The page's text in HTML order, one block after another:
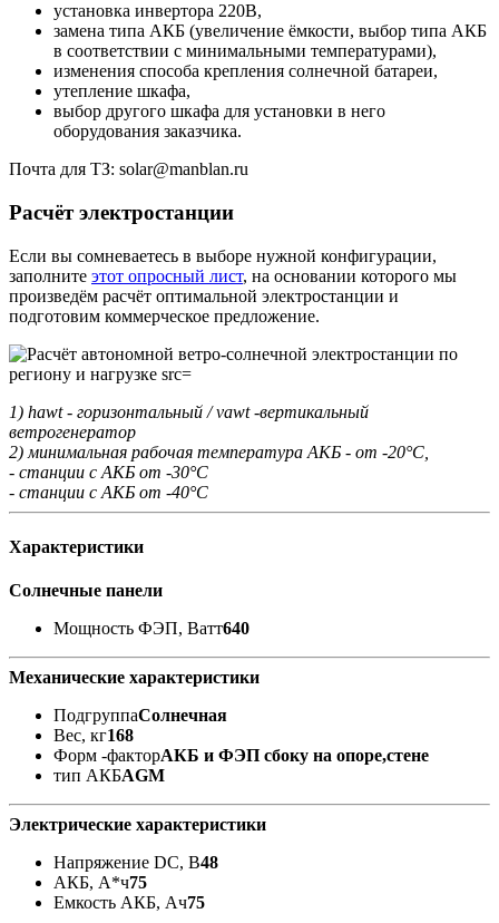
установка инвертора 220В,
замена типа АКБ (увеличение ёмкости, выбор типа АКБ
в соответствии с минимальными температурами),
изменения способа крепления солнечной батареи,
утепление шкафа,
выбор другого шкафа для установки в него
оборудования заказчика.
Почта для ТЗ: solar@manblan.ru
Расчёт электростанции
Если вы сомневаетесь в выборе нужной конфигурации,
заполните этот опросный лист, на основании которого мы
произведём расчёт оптимальной электростанции и
подготовим коммерческое предложение.
1) hawt - горизонтальный / vawt -вертикальный
ветрогенератор
2) минимальная рабочая температура АКБ - от -20°С,
- станции с АКБ от -30°С
- станции с АКБ от -40°С
Характеристики
Солнечные панели
Мощность ФЭП, Ватт640
Механические характеристики
ПодгруппаСолнечная
Вес, кг168
Форм -факторАКБ и ФЭП сбоку на опоре,стене
тип АКБAGM
Электрические характеристики
Напряжение DC, В48
АКБ, А*ч75
Емкость АКБ, Ач75